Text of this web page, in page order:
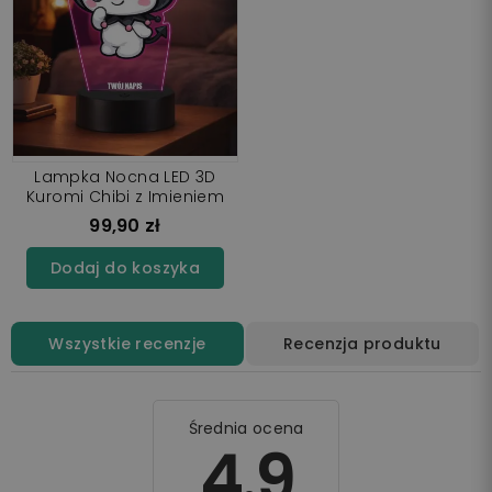
Lampka Nocna LED 3D
Kuromi Chibi z Imieniem
99,90 zł
Dodaj do koszyka
Wszystkie recenzje Recenzja produktu
Średnia ocena